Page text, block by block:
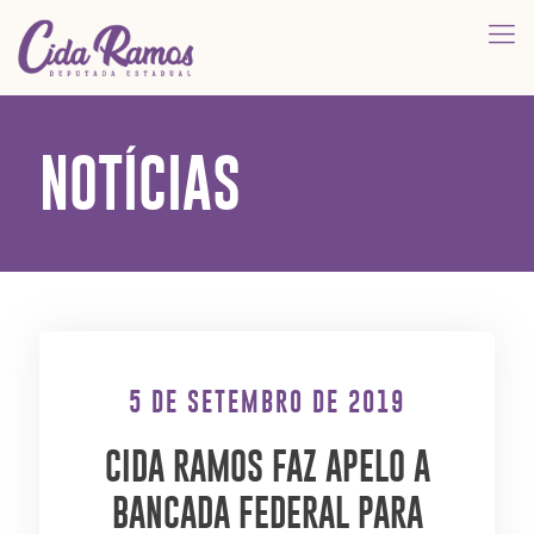
NOTÍCIAS
5 DE SETEMBRO DE 2019
CIDA RAMOS FAZ APELO A
BANCADA FEDERAL PARA